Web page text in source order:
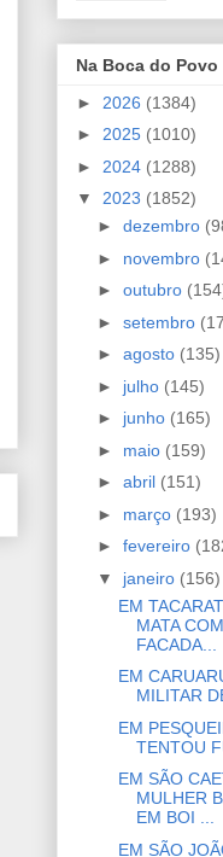
Na Boca do Povo
► 2026 (1384)
► 2025 (1010)
► 2024 (1288)
▼ 2023 (1852)
► dezembro
► novembro
► outubro
► setembro
► agosto (135)
► julho (145)
► junho (165)
► maio (159)
► abril (151)
► março (193)
► fevereiro
▼ janeiro (156)
EM
MATA
FACADA...
EM
MILITAR
EM
TENTOU
EM SÃO
MULHER
EM BOI ...
EM SÃO